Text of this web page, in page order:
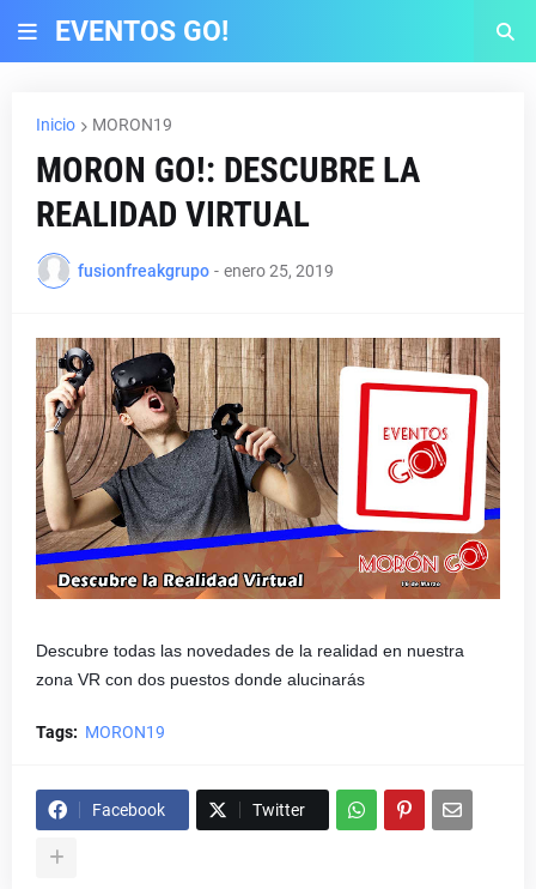
EVENTOS GO!
Inicio MORON19
MORON GO!: DESCUBRE LA
REALIDAD VIRTUAL
fusionfreakgrupo - enero 25, 2019
Descubre todas las novedades de la realidad en nuestra
zona VR con dos puestos donde alucinarás
Tags: MORON19
Facebook Twitter